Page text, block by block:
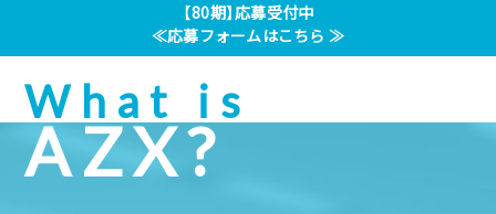
【80期】応募受付中
≪応募フォームはこちら ≫
What is
AZX?